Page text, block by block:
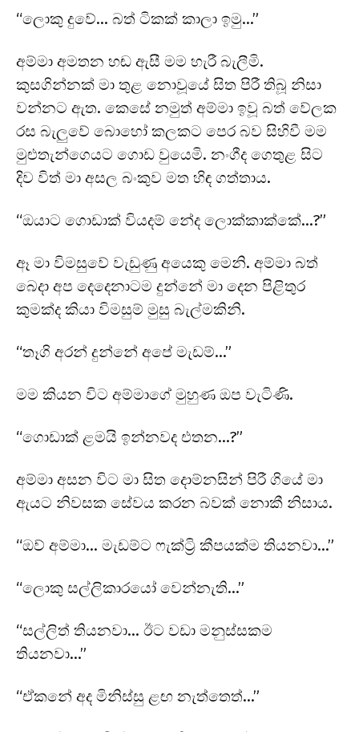
“ලොකු දුවේ… බත් ටිකක් කාලා ඉමු…”
අම්මා අමතන හඬ ඇසී මම හැරී බැලීමි.
කුසගින්නක් මා තුළ නොවූයේ සිත පිරී තිබූ නිසා
වන්නට ඇත. කෙසේ නමුත් අම්මා ඉවූ බත් වේලක
රස බැලුවේ බොහෝ කලකට පෙර බව සිහිවී මම
මුළුතැන්ගෙයට ගොඩ වුයෙමි. නංගීද ගෙතුළ සිට
දිව විත් මා අසල බංකුව මත හිඳ ගත්තාය.
“ඔයාට ගොඩාක් වියදම් නේද ලොක්කාක්කේ…?”
ඈ මා විමසුවේ වැඩුණු අයෙකු මෙනි. අම්මා බත්
බෙදා අප දෙදෙනාටම දුන්නේ මා දෙන පිළිතුර
කුමක්ද කියා විමසුම් මුසු බැල්මකිනි.
“තෑගි අරන් දුන්නේ අපේ මැඩම්…”
මම කියන විට අම්මාගේ මුහුණ ඔප වැටිණි.
“ගොඩාක් ළමයි ඉන්නවද එතන…?”
අම්මා අසන විට මා සිත දොම්නසින් පිරී ගියේ මා
ඇයට නිවසක සේවය කරන බවක් නොකී නිසාය.
“ඔව් අම්මා… මැඩම්ට ෆැක්ට්‍රි කීපයක්ම තියනවා…”
“ලොකු සල්ලිකාරයෝ වෙන්නැති…”
“සල්ලිත් තියනවා… ඊට වඩා මනුස්සකම
තියනවා…”
“ඒකනේ අද මිනිස්සු ළඟ නැත්තෙත්…”